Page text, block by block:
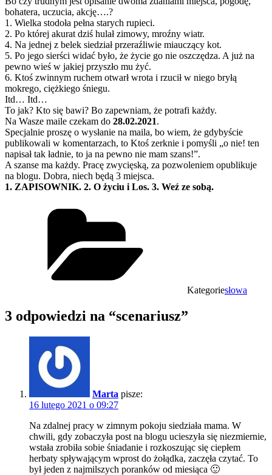
bohatera, uczucia, akcję….?
1. Wielka stodoła pełna starych rupieci.
2. Po której akurat dziś hulał zimowy, mroźny wiatr.
4. Na jednej z belek siedział przeraźliwie miauczący kot.
5. Po jego sierści widać było, że życie go nie oszczędza. A już na
pewno wieś w jakiej przyszło mu żyć.
6. Ktoś zwinnym ruchem otwarł wrota i rzucił w niego bryłą
mokrego, ciężkiego śniegu.
Itd… Itd…
To jak? Kto się bawi? Bo zapewniam, że potrafi każdy.
Na Wasze maile czekam do 28.02.2021.
Specjalnie proszę o wysłanie na maila, bo wiem, że gdybyście
publikowali w komentarzach, to Ktoś zerknie i pomyśli „o nie! ten
napisał tak ładnie, to ja na pewno nie mam szans!”.
A szanse ma każdy. Pracę zwycięską, za pozwoleniem opublikuje
na blogu. Dobra, niech będą 3 miejsca.
1. ZAPISOWNIK. 2. O życiu i Los. 3. Weź ze sobą.
Kategoriesłowa
3 odpowiedzi na “scenariusz”
Marta pisze:
16 lutego 2021 o 09:27
Na zdalnej pracy w zimnym pokoju siedziała mama. W
chwili, gdy zobaczyła post na blogu ucieszyła się niezmiernie,
wstała zrobiła sobie śniadanie i rozkoszując się ciepłem
herbaty spływającym wprost do żołądka, zaczęła czytać. To
był jeden z najmilszych poranków od miesiąca 🙂